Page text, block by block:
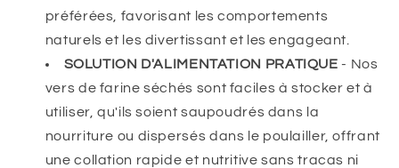
préférées, favorisant les comportements
naturels et les divertissant et les engageant.
SOLUTION D'ALIMENTATION PRATIQUE - Nos
vers de farine séchés sont faciles à stocker et à
utiliser, qu'ils soient saupoudrés dans la
nourriture ou dispersés dans le poulailler, offrant
une collation rapide et nutritive sans tracas ni